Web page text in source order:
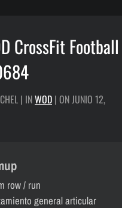
CrossFit Football
| INWOD | ON JUNIO 12,
row / run
general articular